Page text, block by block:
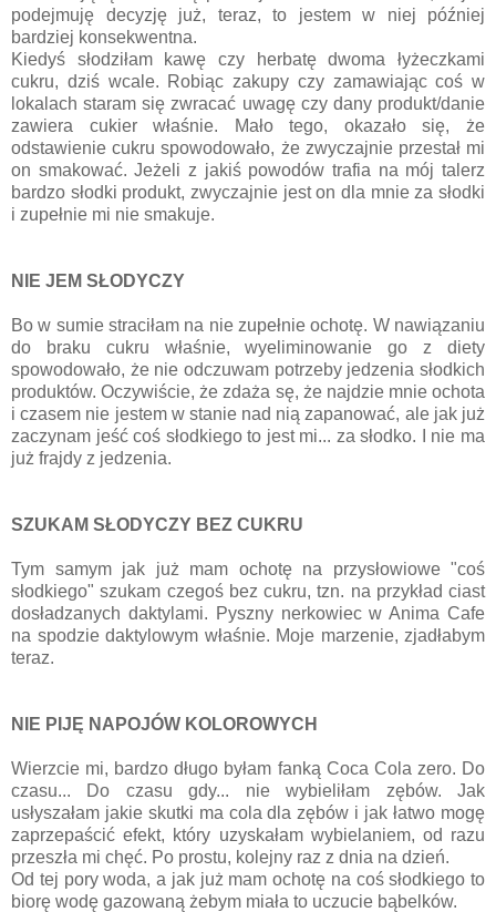
podejmuję decyzję już, teraz, to jestem w niej później
bardziej konsekwentna.
Kiedyś słodziłam kawę czy herbatę dwoma łyżeczkami
cukru, dziś wcale. Robiąc zakupy czy zamawiając coś w
lokalach staram się zwracać uwagę czy dany produkt/danie
zawiera cukier właśnie. Mało tego, okazało się, że
odstawienie cukru spowodowało, że zwyczajnie przestał mi
on smakować. Jeżeli z jakiś powodów trafia na mój talerz
bardzo słodki produkt, zwyczajnie jest on dla mnie za słodki
i zupełnie mi nie smakuje.
NIE JEM SŁODYCZY
Bo w sumie straciłam na nie zupełnie ochotę. W nawiązaniu
do braku cukru właśnie, wyeliminowanie go z diety
spowodowało, że nie odczuwam potrzeby jedzenia słodkich
produktów. Oczywiście, że zdaża sę, że najdzie mnie ochota
i czasem nie jestem w stanie nad nią zapanować, ale jak już
zaczynam jeść coś słodkiego to jest mi... za słodko. I nie ma
już frajdy z jedzenia.
SZUKAM SŁODYCZY BEZ CUKRU
Tym samym jak już mam ochotę na przysłowiowe "coś
słodkiego" szukam czegoś bez cukru, tzn. na przykład ciast
dosładzanych daktylami. Pyszny nerkowiec w Anima Cafe
na spodzie daktylowym właśnie. Moje marzenie, zjadłabym
teraz.
NIE PIJĘ NAPOJÓW KOLOROWYCH
Wierzcie mi, bardzo długo byłam fanką Coca Cola zero. Do
czasu... Do czasu gdy... nie wybieliłam zębów. Jak
usłyszałam jakie skutki ma cola dla zębów i jak łatwo mogę
zaprzepaścić efekt, który uzyskałam wybielaniem, od razu
przeszła mi chęć. Po prostu, kolejny raz z dnia na dzień.
Od tej pory woda, a jak już mam ochotę na coś słodkiego to
biorę wodę gazowaną żebym miała to uczucie bąbelków.